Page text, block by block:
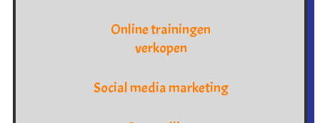
Online trainingen
verkopen
Social media marketing